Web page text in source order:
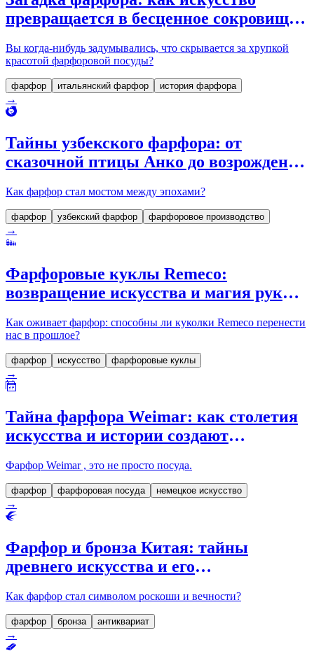
превращается в бесценное сокровище
Вы когда-нибудь задумывались, что скрывается за хрупкой
красотой фарфоровой посуды?
фарфор итальянский фарфор история фарфора
→
Тайны узбекского фарфора: от
сказочной птицы Анко до возрождения
Как фарфор стал мостом между эпохами?
фарфор узбекский фарфор фарфоровое производство
→
Фарфоровые куклы Remeco:
возвращение искусства и магия рук
Как оживает фарфор: способны ли куколки Remeco перенести
нас в прошлое?
фарфор искусство фарфоровые куклы
→
Тайна фарфора Weimar: как столетия
искусства и истории создают
Фарфор Weimar , это не просто посуда.
фарфор фарфоровая посуда немецкое искусство
→
Фарфор и бронза Китая: тайны
древнего искусства и его
Как фарфор стал символом роскоши и вечности?
фарфор бронза антиквариат
→